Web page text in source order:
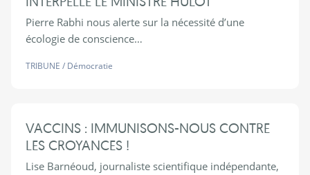
Pierre Rabhi nous alerte sur la nécessité d’une
écologie de conscience…
TRIBUNE / Démocratie
VACCINS : IMMUNISONS-NOUS CONTRE
LES CROYANCES !
Lise Barnéoud, journaliste scientifique indépendante,